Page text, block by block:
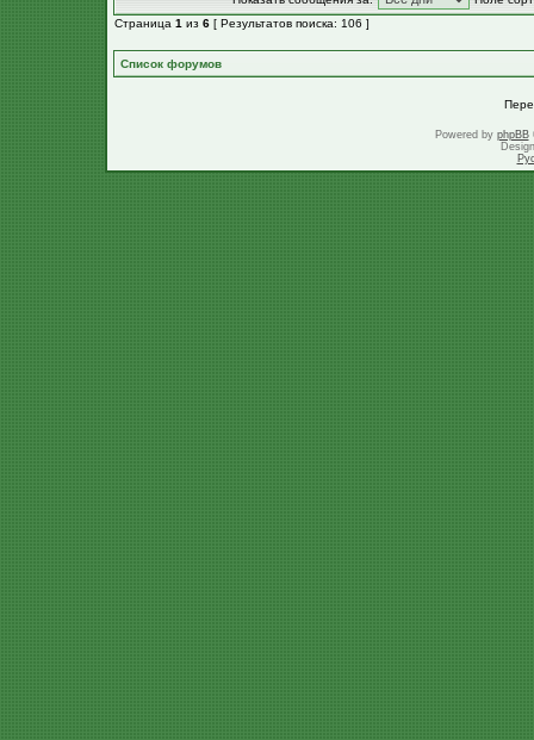
Страница 1 из 6 [ Результатов поиска: 106 ]
Список форумов
Powered by phpBB